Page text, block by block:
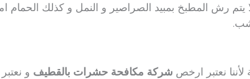
رش المطبخ بمبيد الصراصير و النمل و كذلك الحمام
لأننا نعتبر ارخصشركة مكافحة حشرات بالقطيف و